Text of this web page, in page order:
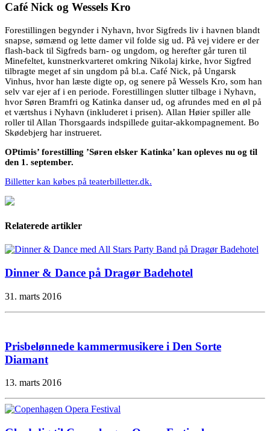
Café Nick og Wessels Kro
Forestillingen begynder i Nyhavn, hvor Sigfreds liv i havnen blandt
snapse, sømænd og lette damer vil folde sig ud. På vej videre er der
flash-back til Sigfreds barn- og ungdom, og herefter går turen til
Minefeltet, kunstnerkvarteret omkring Nikolaj kirke, hvor Sigfred
tilbragte meget af sin ungdom på bl.a. Café Nick, på Ungarsk
Vinhus, hvor han læste digte op, og senere på Wessels Kro, som han
selv var ejer af i en periode. Forestillingen slutter tilbage i Nyhavn,
hvor Søren Bramfri og Katinka danser ud, og afrundes med en øl på
et værtshus i Nyhavn (inkluderet i prisen). Allan Høier spiller alle
roller til Allan Thorsgaards indspillede guitar-akkompagnement. Bo
Skødebjerg har instrueret.
OPtimis’ forestilling ’Søren elsker Katinka’ kan opleves nu og til
den 1. september.
Billetter kan købes på teaterbilletter.dk.
Relaterede artikler
Dinner & Dance på Dragør Badehotel
31. marts 2016
Prisbelønnede kammermusikere i Den Sorte
Diamant
13. marts 2016